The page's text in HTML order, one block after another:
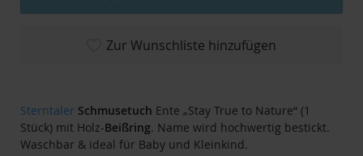
Sterntaler Schmusetuch Ente „Stay True to Nature“ (1
Stück) mit Holz-Beißring. Name wird hochwertig bestickt.
Waschbar & ideal für Baby und Kleinkind.
Zur Wunschliste hinzufügen